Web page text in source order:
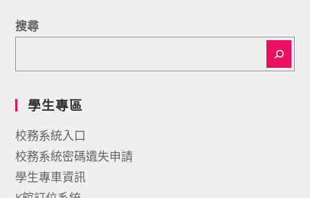
搜尋
學生專區
校務系統入口
校務系統密碼遺失申請
學生專車資訊